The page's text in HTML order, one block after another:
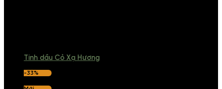
Tinh dầu Cỏ Xạ Hương
-33%